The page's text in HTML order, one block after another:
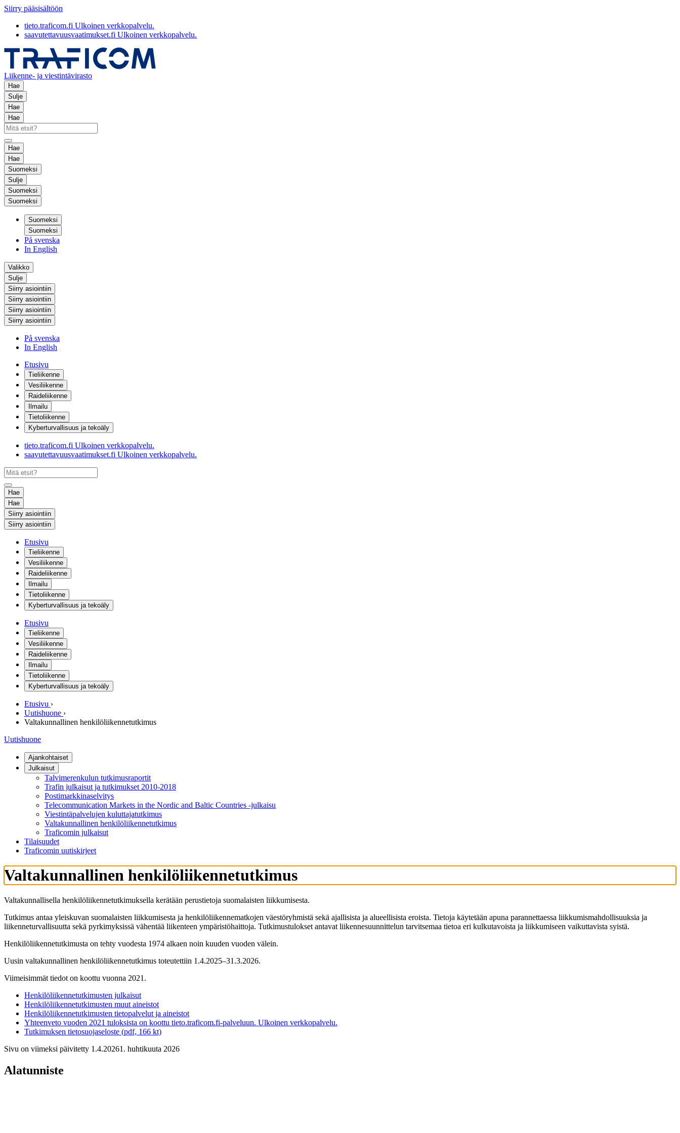
Siirry pääsisältöön
tieto.traficom.fi Ulkoinen verkkopalvelu.
saavutettavuusvaatimukset.fi Ulkoinen verkkopalvelu.
Liikenne- ja viestintävirasto
Hae
Sulje
Hae
Hae
Hae
Hae
Suomeksi
Sulje
Suomeksi
Suomeksi
Suomeksi
Suomeksi
På svenska
In English
Valikko
Sulje
Siirry asiointiin
Siirry asiointiin
Siirry asiointiin
Siirry asiointiin
På svenska
In English
Etusivu
Tieliikenne
Vesiliikenne
Raideliikenne
Ilmailu
Tietoliikenne
Kyberturvallisuus ja tekoäly
tieto.traficom.fi Ulkoinen verkkopalvelu.
saavutettavuusvaatimukset.fi Ulkoinen verkkopalvelu.
Hae
Hae
Siirry asiointiin
Siirry asiointiin
Etusivu
Tieliikenne
Vesiliikenne
Raideliikenne
Ilmailu
Tietoliikenne
Kyberturvallisuus ja tekoäly
Etusivu
Tieliikenne
Vesiliikenne
Raideliikenne
Ilmailu
Tietoliikenne
Kyberturvallisuus ja tekoäly
Etusivu ›
Uutishuone ›
Valtakunnallinen henkilöliikennetutkimus
Uutishuone
Ajankohtaiset
Julkaisut
Talvimerenkulun tutkimusraportit
Trafin julkaisut ja tutkimukset 2010-2018
Postimarkkinaselvitys
Telecommunication Markets in the Nordic and Baltic Countries -julkaisu
Viestintäpalvelujen kuluttajatutkimus
Valtakunnallinen henkilöliikennetutkimus
Traficomin julkaisut
Tilaisuudet
Traficomin uutiskirjeet
Valtakunnallinen henkilöliikennetutkimus
Valtakunnallisella henkilöliikennetutkimuksella kerätään perustietoja suomalaisten liikkumisesta.
Tutkimus antaa yleiskuvan suomalaisten liikkumisesta ja henkilöliikennematkojen väestöryhmistä sekä ajallisista ja alueellisista eroista. Tietoja käytetään apuna parannettaessa liikkumismahdollisuuksia ja
liikenneturvallisuutta sekä pyrkimyksissä vähentää liikenteen ympäristöhaittoja. Tutkimustulokset antavat liikennesuunnittelun tarvitsemaa tietoa eri kulkutavoista ja liikkumiseen vaikuttavista syistä.
Henkilöliikennetutkimusta on tehty vuodesta 1974 alkaen noin kuuden vuoden välein.
Uusin valtakunnallinen henkilöliikennetutkimus toteutettiin 1.4.2025–31.3.2026.
Viimeisimmät tiedot on koottu vuonna 2021.
Henkilöliikennetutkimusten julkaisut
Henkilöliikennetutkimusten muut aineistot
Henkilöliikennetutkimusten tietopalvelut ja aineistot
Yhteenveto vuoden 2021 tuloksista on koottu tieto.traficom.fi-palveluun. Ulkoinen verkkopalvelu.
Tutkimuksen tietosuojaseloste (pdf, 166 kt)
Sivu on viimeksi päivitetty 1.4.20261. huhtikuuta 2026
Alatunniste